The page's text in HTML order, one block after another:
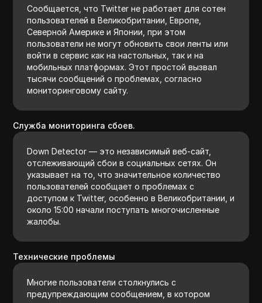
Сообщается, что Twitter не работает для сотен
пользователей в Великобритании, Европе,
Северной Америке и Японии, при этом
пользователи не могут обновить свои ленты или
войти в сервис как на настольных, так и на
мобильных платформах. Этот простой вызвал
тысячи сообщений о проблемах, согласно
мониторинговому сайту.
Служба мониторинга сбоев.
Down Detector — это независимый веб-сайт,
отслеживающий сбои в социальных сетях. Он
указывает на то, что значительное количество
пользователей сообщает о проблемах с
доступом к Twitter, особенно в Великобритании, и
около 15:00 начали поступать многочисленные
жалобы.
Технические проблемы
Многие пользователи столкнулись с
предупреждающим сообщением, в котором